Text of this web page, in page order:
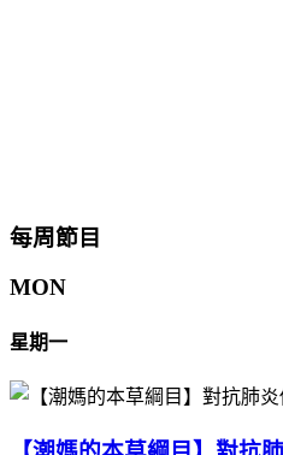
每周節目
MON
星期一